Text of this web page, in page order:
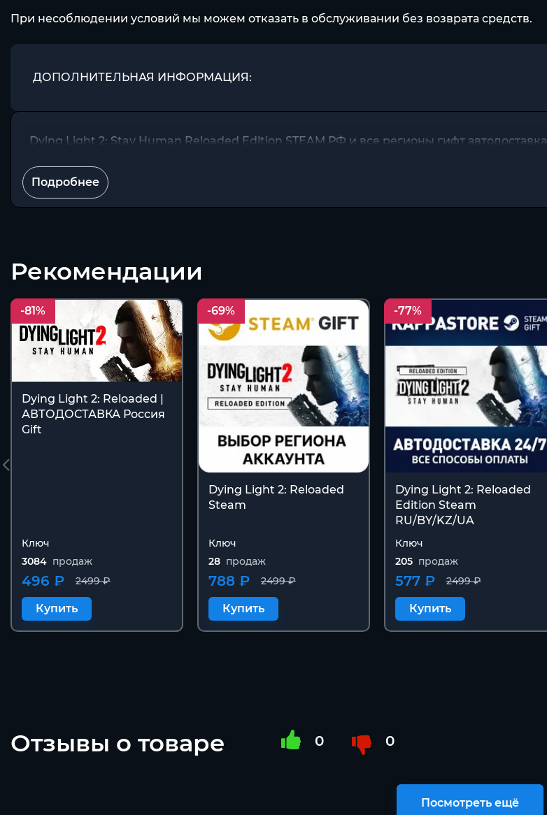
При несоблюдении условий мы можем отказать в обслуживании без возврата средств.
ДОПОЛНИТЕЛЬНАЯ ИНФОРМАЦИЯ:
Dying Light 2: Stay Human Reloaded Edition STEAM РФ и все регионы гифт автодоставка
Подробнее
Рекомендации
-81%
Dying Light 2: Reloaded |
АВТОДОСТАВКА Россия
Gift
Ключ
3084 продаж
2499 ₽
496 ₽
Купить
-69%
Dying Light 2: Reloaded
Steam
Ключ
28 продаж
2499 ₽
788 ₽
Купить
-77%
Dying Light 2: Reloaded
Edition Steam
RU/BY/KZ/UA
Ключ
205 продаж
2499 ₽
577 ₽
Купить
Отзывы о товаре 0 0
Посмотреть ещё